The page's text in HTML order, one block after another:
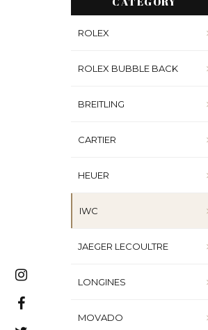
ROLEX
ROLEX BUBBLE BACK
BREITLING
CARTIER
HEUER
IWC
JAEGER LECOULTRE
LONGINES
MOVADO